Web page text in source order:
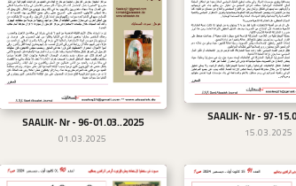
تحميل
SAALIK- Nr - 97-
15.03.2025
تحميل
SAALIK- Nr - 96-01.03..2025
01.03.2025